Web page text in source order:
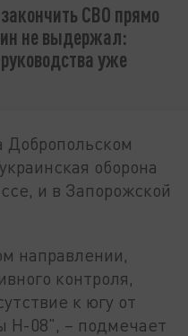
СВО прямо
не выдержал:
уже
Добропольском
оборона
и в Запорожской
направлении,
контроля,
к югу от
Н-08", – подмечает